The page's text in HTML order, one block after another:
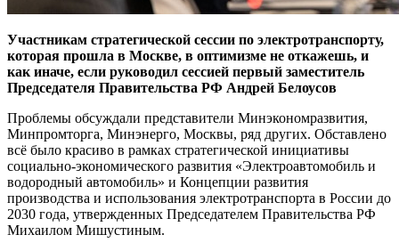
Участникам стратегической сессии по электротранспорту,
которая прошла в Москве, в оптимизме не откажешь, и
как иначе, если руководил сессией первый заместитель
Председателя Правительства РФ Андрей Белоусов
Проблемы обсуждали представители Минэкономразвития,
Минпромторга, Минэнерго, Москвы, ряд других. Обставлено
всё было красиво в рамках стратегической инициативы
социально-экономического развития «Электроавтомобиль и
водородный автомобиль» и Концепции развития
производства и использования электротранспорта в России до
2030 года, утвержденных Председателем Правительства РФ
Михаилом Мишустиным.